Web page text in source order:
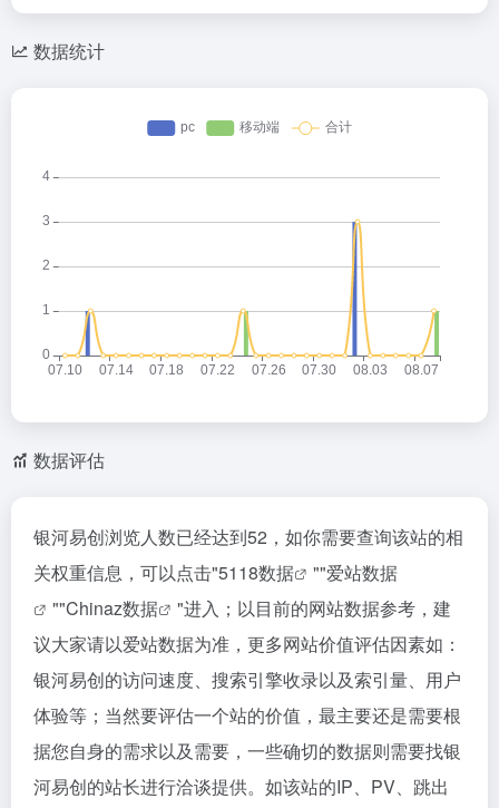
数据统计
数据评估
银河易创浏览人数已经达到52，如你需要查询该站的相
关权重信息，可以点击"5118数据 ""爱站数据
""Chinaz数据
"进入；以目前的网站数据参考，建
议大家请以爱站数据为准，更多网站价值评估因素如：
银河易创的访问速度、搜索引擎收录以及索引量、用户
体验等；当然要评估一个站的价值，最主要还是需要根
据您自身的需求以及需要，一些确切的数据则需要找银
河易创的站长进行洽谈提供。如该站的IP、PV、跳出